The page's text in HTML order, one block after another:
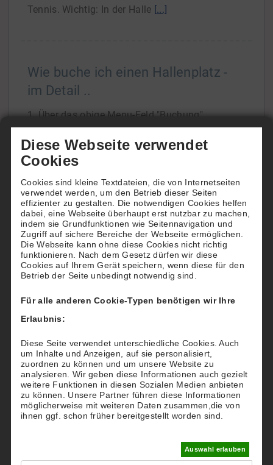
Tennis. Wichtig: In der Halle [...]
Wie buche ich einen Hallenplatz -
im Detail ..
1. Über das obige Menu-Feld "Buchung"
Tennisfelder.
In der Tagesansicht oder der Wochenansicht
ersehen Sie die Platzbelegung und freie Zeiten.
Wenn Sie die Belegung über einen späteren
Zeitraum einsehen[...]
Wie buchen Hotels für Ihre Gäste
Möchten Sie Ihren Gästen einen besonderen
"Tennis-Service" bieten?
Dann reservieren und buchen Sie für Ihre Gäste
nach deren Wünschen einen Tennisplatz beim
TTHC.
Gern richten wir Ihnen einen eigenen Account zu
Hotel-Konditionen ein.
Diese Webseite verwendet
Cookies
Cookies sind kleine Textdateien, die von Internetseiten
verwendet werden, um den Betrieb dieser Seiten
effizienter zu gestalten. Die notwendigen Cookies helfen
dabei, eine Webseite überhaupt erst nutzbar zu machen,
indem sie Grundfunktionen wie Seitennavigation und
Zugriff auf sichere Bereiche der Webseite ermöglichen.
Die Webseite kann ohne diese Cookies nicht richtig
funktionieren. Nach dem Gesetz dürfen wir diese
Cookies auf Ihrem Gerät speichern, wenn diese für den
Betrieb der Seite unbedingt notwendig sind.
Für alle anderen Cookie-Typen benötigen wir Ihre
Erlaubnis:
Diese Seite verwendet unterschiedliche Cookies. Auch
um Inhalte und Anzeigen, auf sie personalisiert,
zuordnen zu können und um unsere Website zu
analysieren. Wir geben diese Informationen auch gezielt
weitere Funktionen in diesen Sozialen Medien anbieten
zu können. Unsere Partner führen diese Informationen
möglicherweise mit weiteren Daten zusammen,die von
ihnen ggf. schon früher bereitgestellt worden sind.
Auswahl erlauben